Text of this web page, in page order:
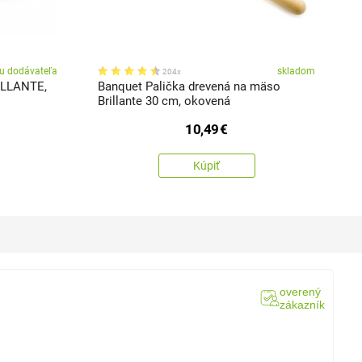
u dodávateľa 204x skladom
Banquet Palička drevená na mäso
Brillante 30 cm, okovená
10,49€
Kúpiť
overený
zákazník